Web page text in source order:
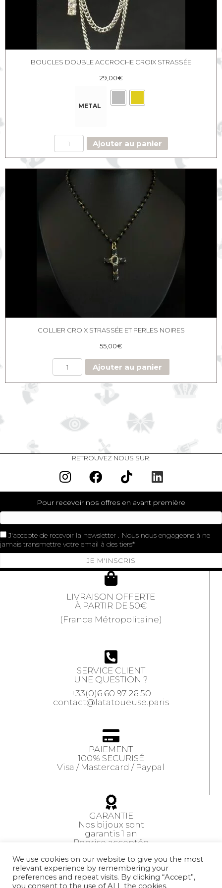
BOUCLES DOUBLE ACCROCHE CROIX STRASSÉE
29,00€
METAL
quantité
de
Boucles
Croix
strassée
Ajouter au panier
COLLIER CROIX STRASSÉE ET PERLES NOIRES
55,00€
Ajouter au panier
RETROUVEZ NOUS SUR:
Pour recevoir nos offres en avant première
J'accepte de recevoir la newsletter . Nous nous engageons à ne
jamais transmettre votre email à des tiers
JE M'INSCRIS
LIVRAISON OFFERTE
À PARTIR DE 50€
(France Métropolitaine)
SERVICE CLIENT
UNE QUESTION ?
+33(0)6 60 97 26 50
contact@latatoueuse.paris
PAIEMENT
100% SECURISÉ
Visa / Mastercard / Paypal
GARANTIE
Nos bijoux sont
garantis 1 an
Reprise acceptée
CGV
We use cookies on our website to give you the most
relevant experience by remembering your
preferences and repeat visits. By clicking “Accept”,
you consent to the use of ALL the cookies.